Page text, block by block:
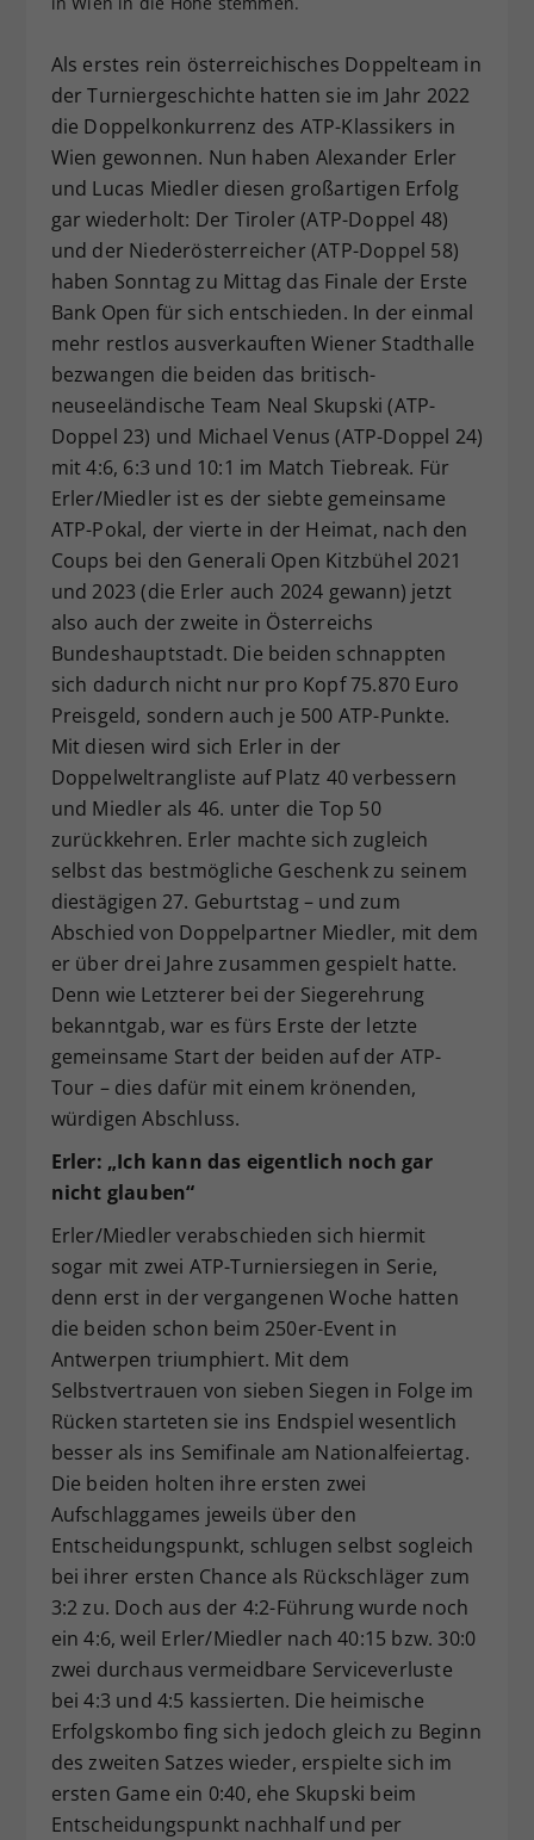
Als erstes rein österreichisches Doppelteam in
der Turniergeschichte hatten sie im Jahr 2022
die Doppelkonkurrenz des ATP-Klassikers in
Wien gewonnen. Nun haben Alexander Erler
und Lucas Miedler diesen großartigen Erfolg
gar wiederholt: Der Tiroler (ATP-Doppel 48)
und der Niederösterreicher (ATP-Doppel 58)
haben Sonntag zu Mittag das Finale der Erste
Bank Open für sich entschieden. In der einmal
mehr restlos ausverkauften Wiener Stadthalle
bezwangen die beiden das britisch-
neuseeländische Team Neal Skupski (ATP-
Doppel 23) und Michael Venus (ATP-Doppel 24)
mit 4:6, 6:3 und 10:1 im Match Tiebreak. Für
Erler/Miedler ist es der siebte gemeinsame
ATP-Pokal, der vierte in der Heimat, nach den
Coups bei den Generali Open Kitzbühel 2021
und 2023 (die Erler auch 2024 gewann) jetzt
also auch der zweite in Österreichs
Bundeshauptstadt. Die beiden schnappten
sich dadurch nicht nur pro Kopf 75.870 Euro
Preisgeld, sondern auch je 500 ATP-Punkte.
Mit diesen wird sich Erler in der
Doppelweltrangliste auf Platz 40 verbessern
und Miedler als 46. unter die Top 50
zurückkehren. Erler machte sich zugleich
selbst das bestmögliche Geschenk zu seinem
diestägigen 27. Geburtstag – und zum
Abschied von Doppelpartner Miedler, mit dem
er über drei Jahre zusammen gespielt hatte.
Denn wie Letzterer bei der Siegerehrung
bekanntgab, war es fürs Erste der letzte
gemeinsame Start der beiden auf der ATP-
Tour – dies dafür mit einem krönenden,
würdigen Abschluss.
Erler: „Ich kann das eigentlich noch gar
nicht glauben“
Erler/Miedler verabschieden sich hiermit
sogar mit zwei ATP-Turniersiegen in Serie,
denn erst in der vergangenen Woche hatten
die beiden schon beim 250er-Event in
Antwerpen triumphiert. Mit dem
Selbstvertrauen von sieben Siegen in Folge im
Rücken starteten sie ins Endspiel wesentlich
besser als ins Semifinale am Nationalfeiertag.
Die beiden holten ihre ersten zwei
Aufschlaggames jeweils über den
Entscheidungspunkt, schlugen selbst sogleich
bei ihrer ersten Chance als Rückschläger zum
3:2 zu. Doch aus der 4:2-Führung wurde noch
ein 4:6, weil Erler/Miedler nach 40:15 bzw. 30:0
zwei durchaus vermeidbare Serviceverluste
bei 4:3 und 4:5 kassierten. Die heimische
Erfolgskombo fing sich jedoch gleich zu Beginn
des zweiten Satzes wieder, erspielte sich im
ersten Game ein 0:40, ehe Skupski beim
Entscheidungspunkt nachhalf und per
Zweck
Einstellungen. Unter anderem eine
zufällig generierte ID, für die
historische Speicherung Ihrer
vorgenommen Einstellungen, falls der
Webseiten-Betreiber dies eingestellt
hat.